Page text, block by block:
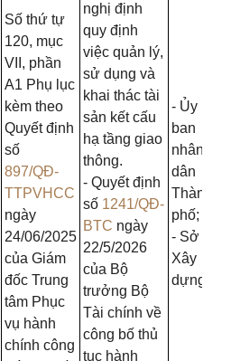
Số thứ tự
120, mục
VII, phần
A1 Phụ lục
kèm theo
Quyết định
số
897/QĐ-
TTPVHCC
ngày
24/06/2025
của Giám
đốc Trung
tâm Phục
vụ hành
chính công
nghị định
quy định
việc quản lý,
sử dụng và
khai thác tài
sản kết cấu
hạ tầng giao
thông.
- Quyết định
số 1241/QĐ-
BTC ngày
22/5/2026
của Bộ
trưởng Bộ
Tài chính về
công bố thủ
tục hành
- Ủy
ban
nhân
dân
Thành
phố;
- Sở
Xây
dựng.